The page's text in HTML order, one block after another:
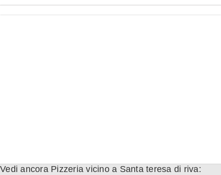
Vedi ancora Pizzeria vicino a Santa teresa di riva: